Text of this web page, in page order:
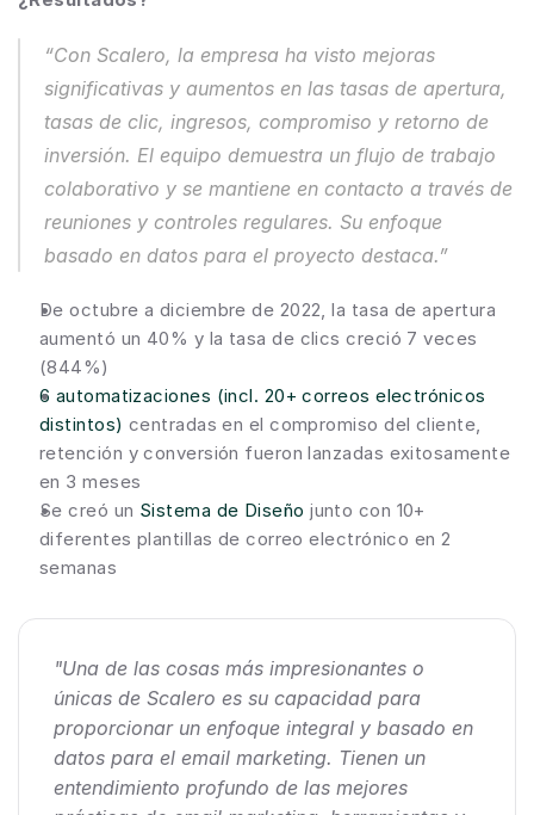
“Con Scalero, la empresa ha visto mejoras
significativas y aumentos en las tasas de apertura,
tasas de clic, ingresos, compromiso y retorno de
inversión. El equipo demuestra un flujo de trabajo
colaborativo y se mantiene en contacto a través de
reuniones y controles regulares. Su enfoque
basado en datos para el proyecto destaca.”
De octubre a diciembre de 2022, la tasa de apertura
aumentó un 40% y la tasa de clics creció 7 veces
(844%)
6 automatizaciones (incl. 20+ correos electrónicos
distintos) centradas en el compromiso del cliente,
retención y conversión fueron lanzadas exitosamente
en 3 meses
Se creó un Sistema de Diseño junto con 10+
diferentes plantillas de correo electrónico en 2
semanas
"Una de las cosas más impresionantes o
únicas de Scalero es su capacidad para
proporcionar un enfoque integral y basado en
datos para el email marketing. Tienen un
entendimiento profundo de las mejores